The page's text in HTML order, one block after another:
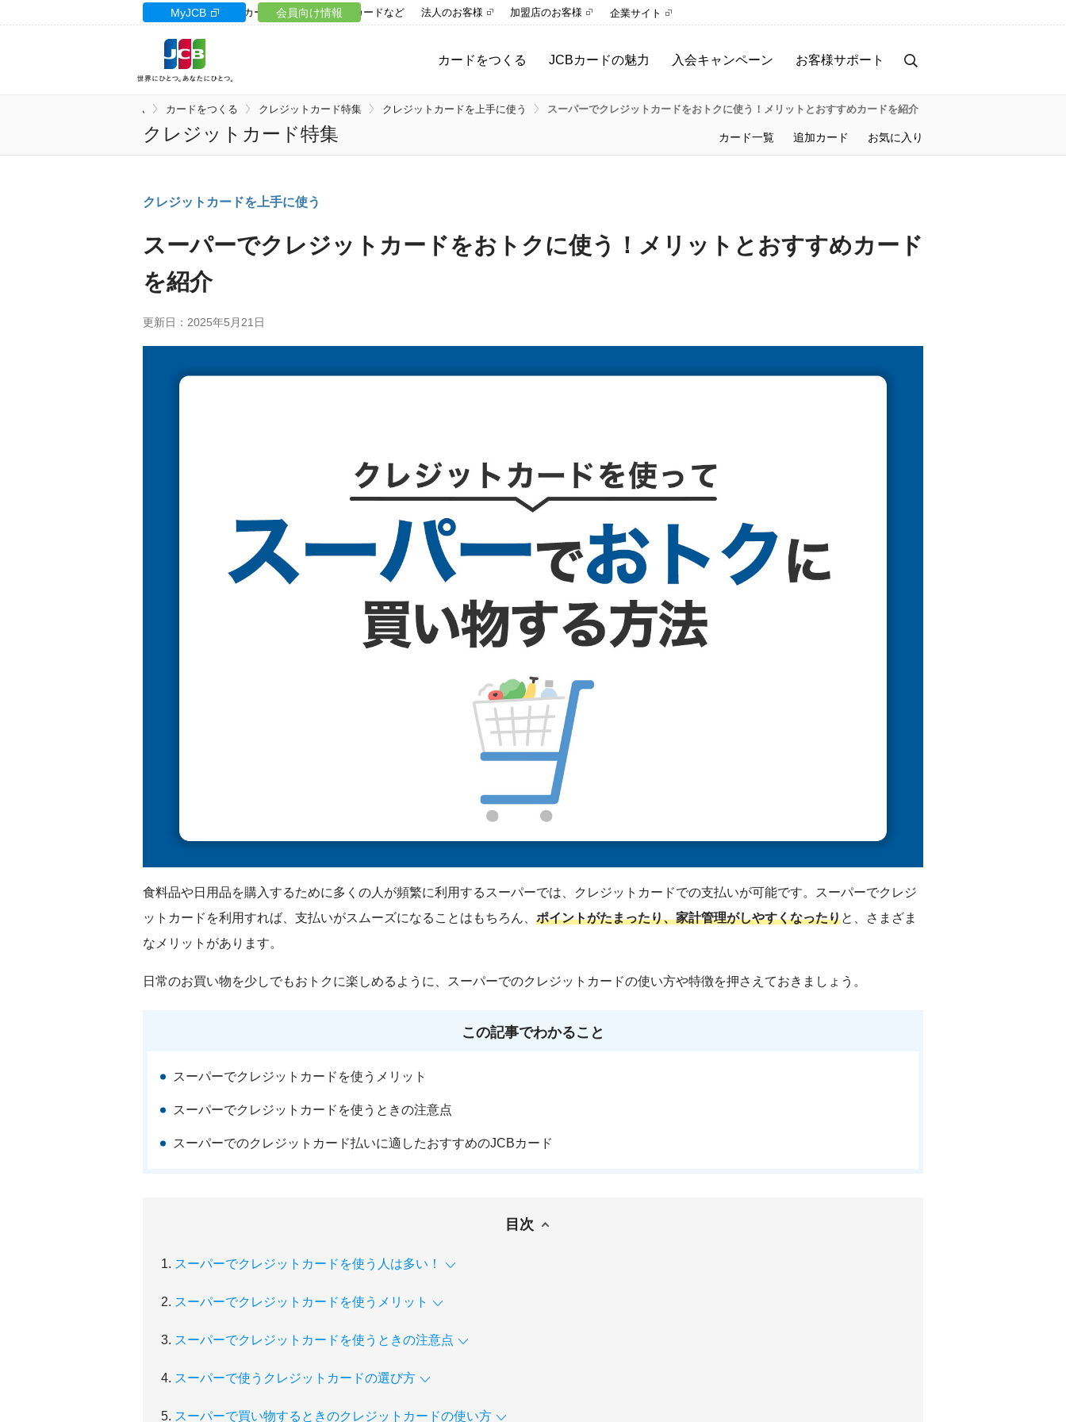
カードサイト
カードをつくる JCBカードの魅力 入会キャンペーン お客様サポート
カードローン ギフトカードなど 法人のお客様 加盟店のお客様 企業サイト
会員向け情報
MyJCB
ホーム カードをつくる クレジットカード特集 クレジットカードを上手に使う スーパーでクレジットカードをおトクに使う！メリットとおすすめカードを紹介
クレジットカード特集 カード一覧 追加カード お気に入り
クレジットカードを上手に使う
スーパーでクレジットカードをおトクに使う！メリットとおすすめカード
を紹介
更新日：2025年5月21日
食料品や日用品を購入するために多くの人が頻繁に利用するスーパーでは、クレジットカードでの支払いが可能です。スーパーでクレジ
ットカードを利用すれば、支払いがスムーズになることはもちろん、 ポイントがたまったり、家計管理がしやすくなったりと、さまざま
なメリットがあります。
日常のお買い物を少しでもおトクに楽しめるように、スーパーでのクレジットカードの使い方や特徴を押さえておきましょう。
この記事でわかること
スーパーでクレジットカードを使うメリット
スーパーでクレジットカードを使うときの注意点
スーパーでのクレジットカード払いに適したおすすめのJCBカード
目次
スーパーでクレジットカードを使う人は多い！
スーパーでクレジットカードを使うメリット
スーパーでクレジットカードを使うときの注意点
スーパーで使うクレジットカードの選び方
スーパーで買い物するときのクレジットカードの使い方